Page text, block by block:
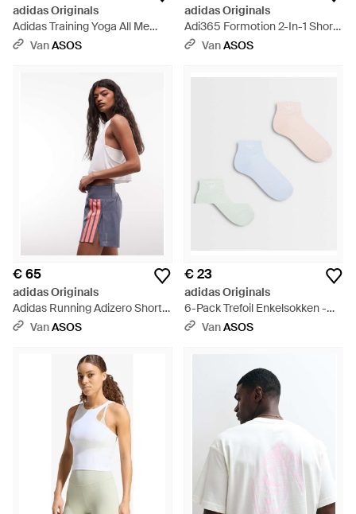
adidas Originals
Adidas Training Yoga All Me
Essentials Hemdje - Wit
VanASOS
adidas Originals
Adi365 Formotion 2-In-1 Shorts
- WitVanASOS
€ 65
adidas Originals
Adidas Running Adizero Short
Met Contrasterende Strepen -
VanASOS
€ 23
adidas Originals
6-Pack Trefoil Enkelsokken -
Wit VanASOS